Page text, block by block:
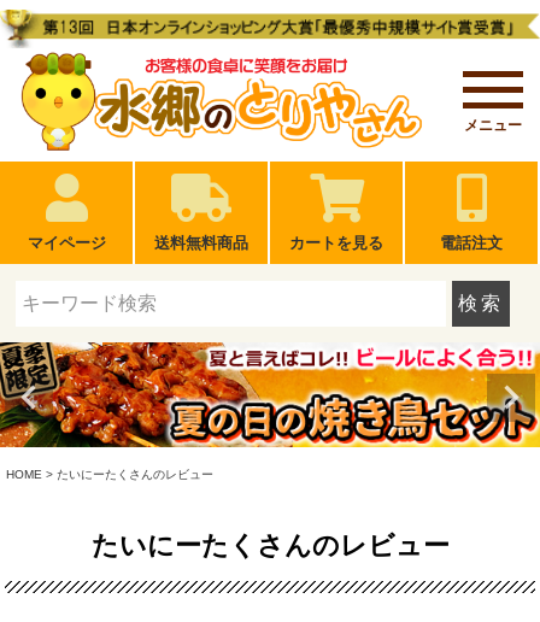
メニュー
マイページ 送料無料商品 カートを見る 電話注文
検索
HOME たいにーたくさんのレビュー
たいにーたくさんのレビュー